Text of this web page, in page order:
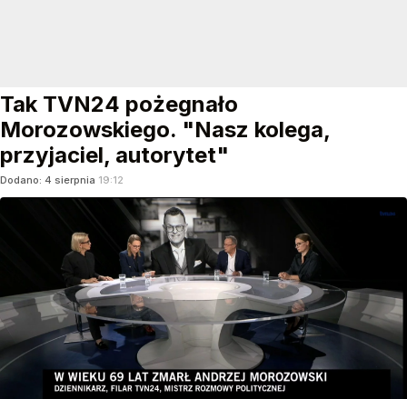
Tak TVN24 pożegnało
Morozowskiego. "Nasz kolega,
przyjaciel, autorytet"
Dodano: 4 sierpnia 19:12